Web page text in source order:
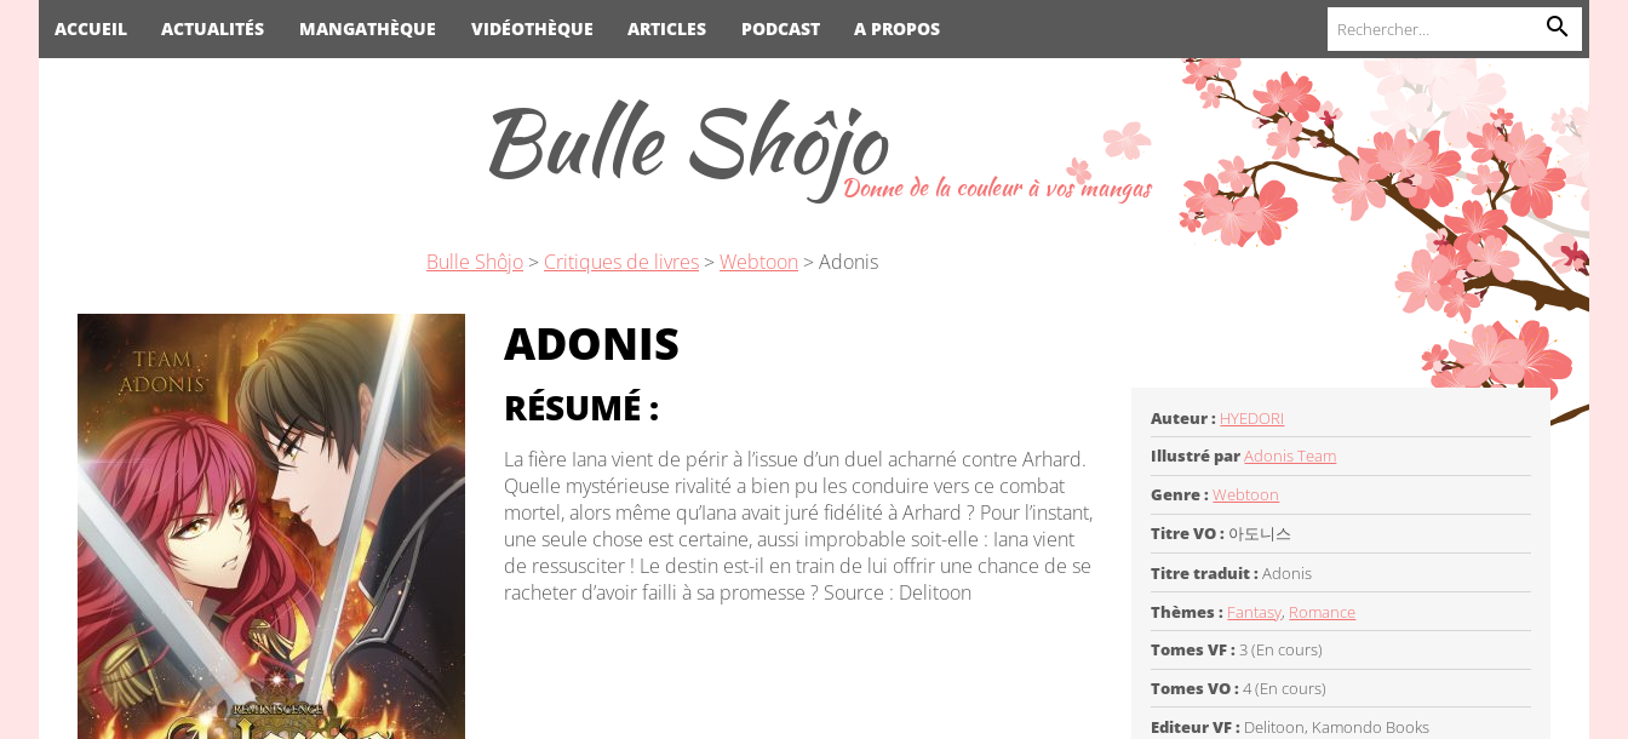
Bulle ShôjoDonne de la couleur à vos mangas
ACCUEIL ACTUALITÉS MANGATHÈQUE VIDÉOTHÈQUE ARTICLES PODCAST A PROPOS
Bulle Shôjo > Critiques de livres >Webtoon >Adonis
ADONIS
RÉSUMÉ :
La fière Iana vient de périr à l’issue d’un duel acharné contre Arhard.
Quelle mystérieuse rivalité a bien pu les conduire vers ce combat
mortel, alors même qu’Iana avait juré fidélité à Arhard ? Pour l’instant,
une seule chose est certaine, aussi improbable soit-elle : Iana vient
de ressusciter ! Le destin est-il en train de lui offrir une chance de se
racheter d’avoir failli à sa promesse ? Source : Delitoon
Auteur : HYEDORI
Illustré parAdonis Team
Genre : Webtoon
Titre VO : 아도니스
Titre traduit :Adonis
Thèmes : Fantasy, Romance
Tomes VF : 3 (En cours)
Tomes VO : 4 (En cours)
Editeur VF : Delitoon, Kamondo Books